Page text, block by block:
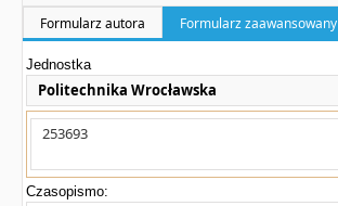
Formularz autora Formularz zaawansowany
Jednostka
Politechnika Wrocławska
Czasopismo: